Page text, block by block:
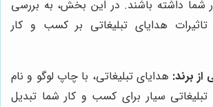
شما داشته باشند. در این بخش، به بررسی
هدایای تبلیغاتی بر کسب و کار
از برند: هدایای تبلیغاتی، با چاپ لوگو و نام
تبلیغاتی سیار برای کسب و کار شما تبدیل